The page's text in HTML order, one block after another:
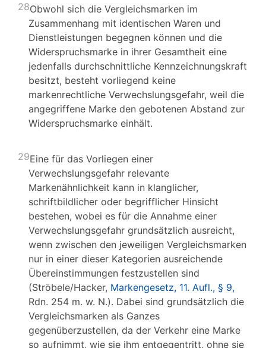
28Obwohl sich die Vergleichsmarken im
Zusammenhang mit identischen Waren und
Dienstleistungen begegnen können und die
Widerspruchsmarke in ihrer Gesamtheit eine
jedenfalls durchschnittliche Kennzeichnungskraft
besitzt, besteht vorliegend keine
markenrechtliche Verwechslungsgefahr, weil die
angegriffene Marke den gebotenen Abstand zur
Widerspruchsmarke einhält.
29Eine für das Vorliegen einer
Verwechslungsgefahr relevante
Markenähnlichkeit kann in klanglicher,
schriftbildlicher oder begrifflicher Hinsicht
bestehen, wobei es für die Annahme einer
Verwechslungsgefahr grundsätzlich ausreicht,
wenn zwischen den jeweiligen Vergleichsmarken
nur in einer dieser Kategorien ausreichende
Übereinstimmungen festzustellen sind
(Ströbele/Hacker, Markengesetz, 11. Aufl., § 9,
Rdn. 254 m. w. N.). Dabei sind grundsätzlich die
Vergleichsmarken als Ganzes
gegenüberzustellen, da der Verkehr eine Marke
so aufnimmt, wie sie ihm entgegentritt, ohne sie